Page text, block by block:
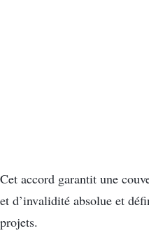
Cet accord garantit une
et d’invalidité absolue et
projets.